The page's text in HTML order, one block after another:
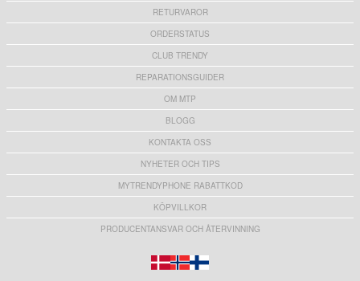
RETURVAROR
ORDERSTATUS
CLUB TRENDY
REPARATIONSGUIDER
OM MTP
BLOGG
KONTAKTA OSS
NYHETER OCH TIPS
MYTRENDYPHONE RABATTKOD
KÖPVILLKOR
PRODUCENTANSVAR OCH ÅTERVINNING